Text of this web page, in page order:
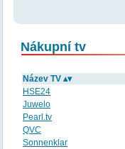
Nákupní tv
Název TV ▴▾
HSE24
Juwelo
Pearl.tv
QVC
Sonnenklar